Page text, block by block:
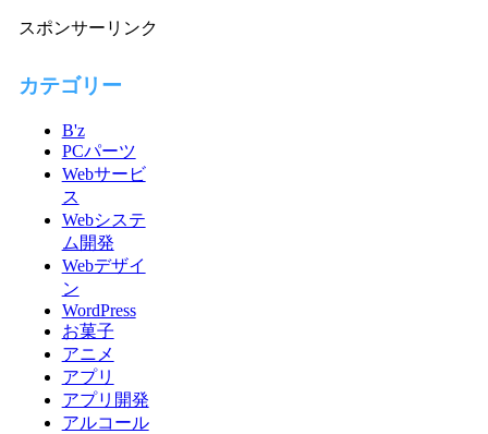
スポンサーリンク
カテゴリー
B'z
PCパーツ
Webサービ
ス
Webシステ
ム開発
Webデザイ
ン
WordPress
お菓子
アニメ
アプリ
アプリ開発
アルコール